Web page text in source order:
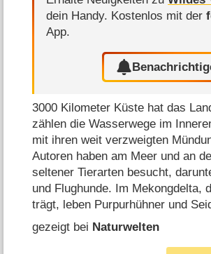
dein Handy. Kostenlos mit der
App.
3000 Kilometer Küste hat das
zählen die Wasserwege im
mit ihren weit verzweigten
Autoren haben am Meer und an
seltener Tierarten besucht,
und Flughunde. Im Mekongdelta,
trägt, leben Purpurhühner und
gezeigt bei Naturwelten